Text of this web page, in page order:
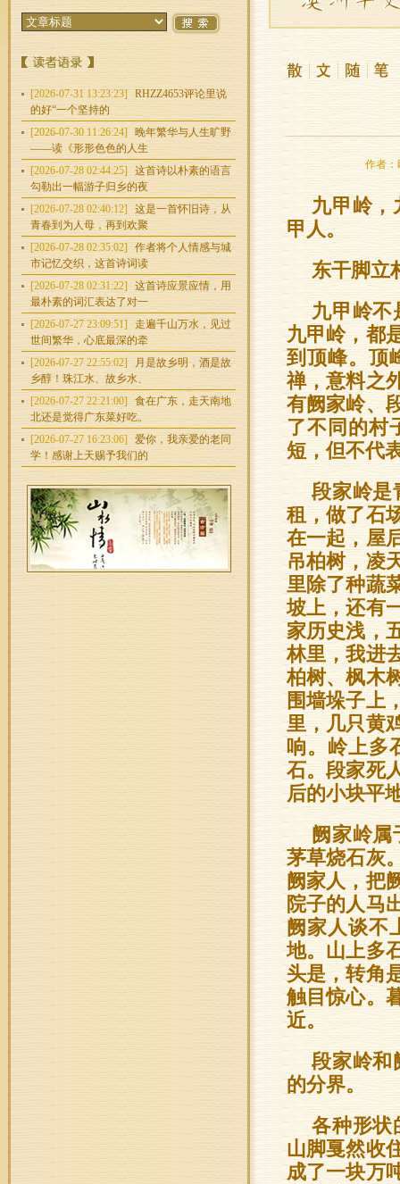
[2026-07-31 13:23:23]
RHZZ4653评论里说
的好“一个坚持的
[2026-07-30 11:26:24]
晚年繁华与人生旷野
——读《形形色色的人生
[2026-07-28 02:44:25]
这首诗以朴素的语言
勾勒出一幅游子归乡的夜
[2026-07-28 02:40:12]
这是一首怀旧诗，从
青春到为人母，再到欢聚
[2026-07-28 02:35:02]
作者将个人情感与城
市记忆交织，这首诗词读
[2026-07-28 02:31:22]
这首诗应景应情，用
最朴素的词汇表达了对一
[2026-07-27 23:09:51]
走遍千山万水，见过
世间繁华，心底最深的牵
[2026-07-27 22:55:02]
月是故乡明，酒是故
乡醇！珠江水、故乡水、
[2026-07-27 22:21:00]
食在广东，走天南地
北还是觉得广东菜好吃。
[2026-07-27 16:23:06]
爱你，我亲爱的老同
学！感谢上天赐予我们的
作者：
九甲岭，
甲人。
东干脚立
九甲岭不
九甲岭，都
到顶峰。顶
禅，意料之
有阙家岭、
了不同的村
短，但不代
段家岭是
租，做了石
在一起，屋
吊柏树，凌
里除了种蔬
坡上，还有
家历史浅，
林里，我进
柏树、枫木
围墙垛子上
里，几只黄
响。岭上多
石。段家死
后的小块平
阙家岭属
茅草烧石灰
阙家人，把
院子的人马
阙家人谈不
地。山上多
头是，转角
触目惊心。
近。
段家岭和
的分界。
各种形状
山脚戛然收
成了一块万